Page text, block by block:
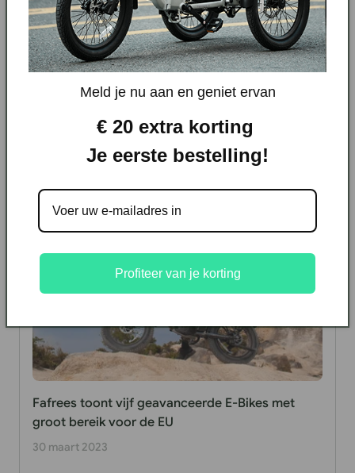
Geef deze vaderdag de rit cadeau - en nog veel
meer
22 mei 2025
Fafrees toont vijf geavanceerde E-Bikes met
groot bereik voor de EU
30 maart 2023
Meld je nu aan en geniet ervan
€ 20 extra korting
Je eerste bestelling!
Profiteer van je korting